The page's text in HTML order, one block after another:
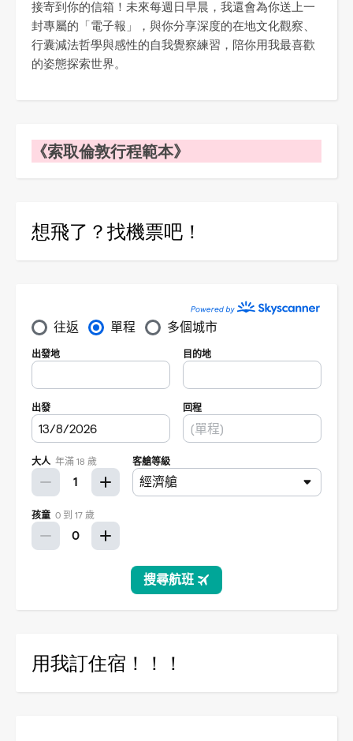
接寄到你的信箱！未來每週日早晨，我還會為你送上一
封專屬的「電子報」，與你分享深度的在地文化觀察、
行囊減法哲學與感性的自我覺察練習，陪你用我最喜歡
的姿態探索世界。
《索取倫敦行程範本》
想飛了？找機票吧！
用我訂住宿！！！